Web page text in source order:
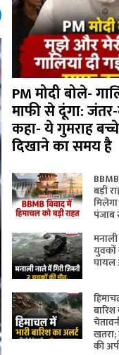
PM मोदी बोले-
माफी से दूंगा:
कहा- ये गुमराह
दिखाने का समय है
बड़ी
पंजाब
युवकों
घायल
खतरा;
की